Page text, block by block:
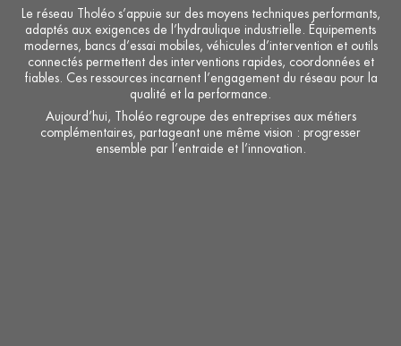
Nous contacter
Le réseau Tholéo s’appuie sur des moyens techniques performants,
adaptés aux exigences de l’hydraulique industrielle. Équipements
modernes, bancs d’essai mobiles, véhicules d’intervention et outils
connectés permettent des interventions rapides, coordonnées et
fiables. Ces ressources incarnent l’engagement du réseau pour la
qualité et la performance.
Aujourd’hui, Tholéo regroupe des entreprises aux métiers
complémentaires, partageant une même vision : progresser
ensemble par l’entraide et l’innovation.